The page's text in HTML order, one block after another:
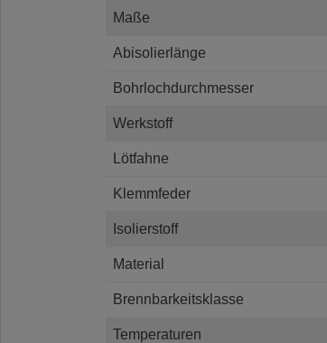
Maße
Abisolierlänge
Bohrlochdurchmesser
Werkstoff
Lötfahne
Klemmfeder
Isolierstoff
Material
Brennbarkeitsklasse
Temperaturen